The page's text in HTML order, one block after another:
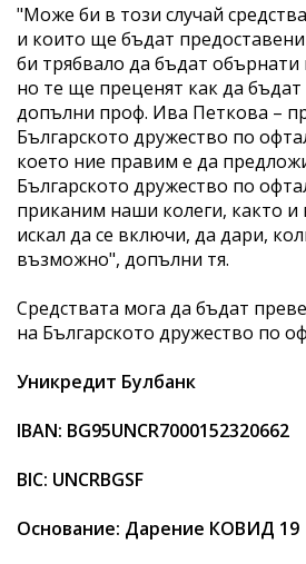
"Може би в този случай
и които ще бъдат
би трябвало да бъдат
но те ще преценят как да бъдат
допълни проф. Ива Петкова –
Българското дружество по
което ние правим е да
Българското дружество по
приканим наши колеги, както и
искал да се включи, да дари,
възможно", допълни тя.
Средствата мога да бъдат
на Българското дружество по
Уникредит Булбанк
IBAN: BG95UNCR7000152320662
BIC: UNCRBGSF
Основание: Дарение КОВИД 19